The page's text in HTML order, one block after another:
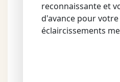
reconnaissante et
d'avance pour votre
éclaircissements